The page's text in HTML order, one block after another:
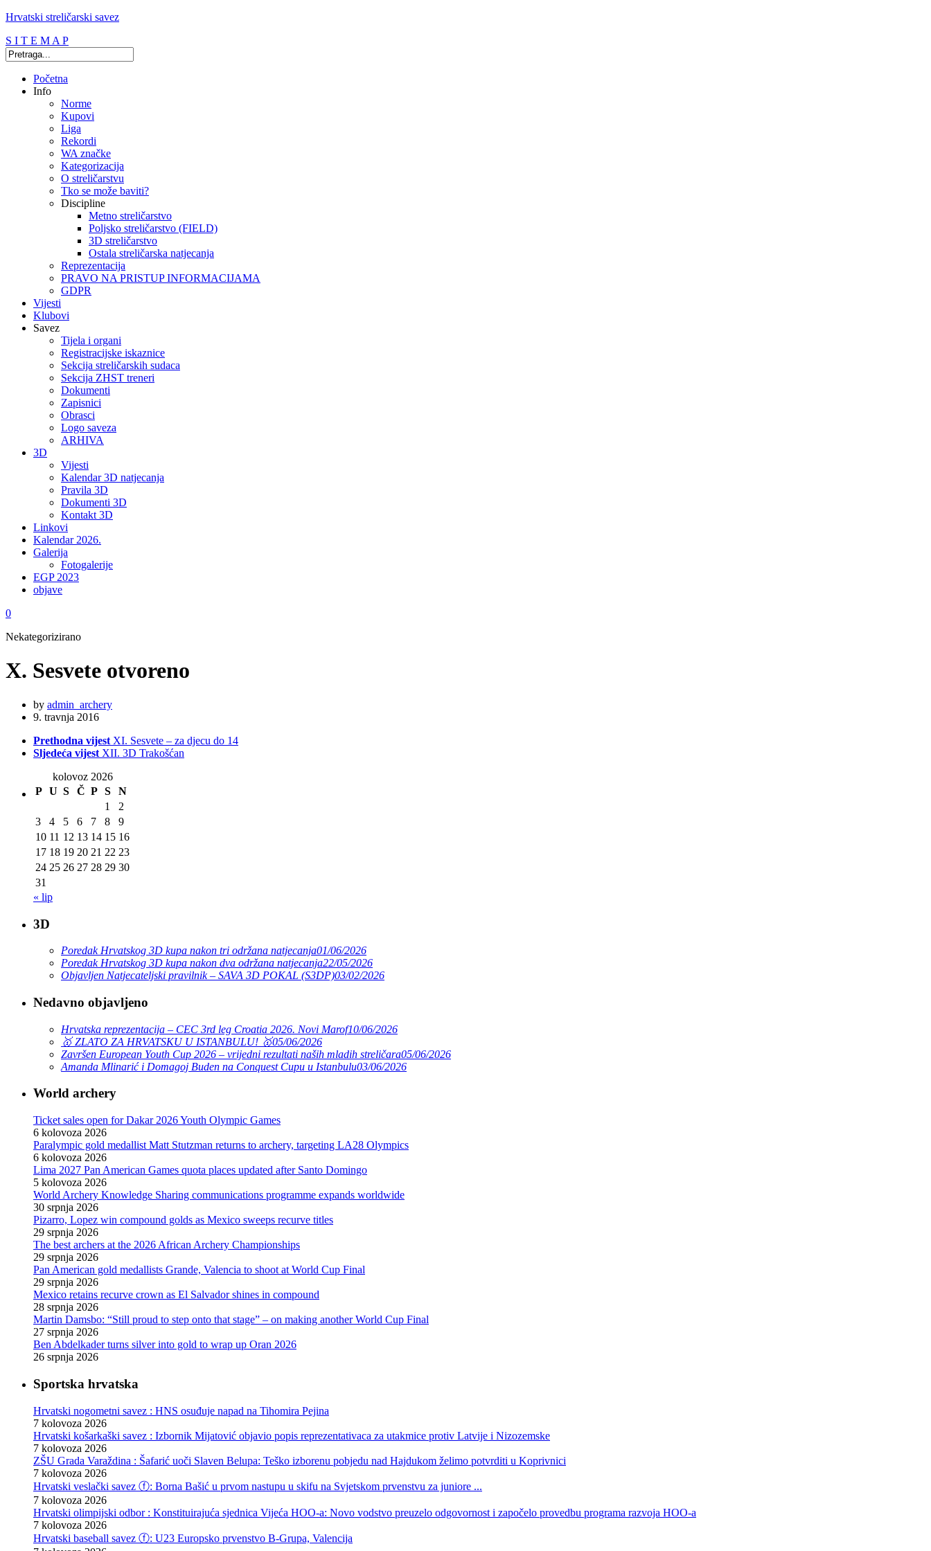
Hrvatski streličarski savez
S I T E M A P
Početna
Info
Norme
Kupovi
Liga
Rekordi
WA značke
Kategorizacija
O streličarstvu
Tko se može baviti?
Discipline
Metno streličarstvo
Poljsko streličarstvo (FIELD)
3D streličarstvo
Ostala streličarska natjecanja
Reprezentacija
PRAVO NA PRISTUP INFORMACIJAMA
GDPR
Vijesti
Klubovi
Savez
Tijela i organi
Registracijske iskaznice
Sekcija streličarskih sudaca
Sekcija ZHST treneri
Dokumenti
Zapisnici
Obrasci
Logo saveza
ARHIVA
3D
Vijesti
Kalendar 3D natjecanja
Pravila 3D
Dokumenti 3D
Kontakt 3D
Linkovi
Kalendar 2026.
Galerija
Fotogalerije
EGP 2023
objave
0
Nekategorizirano
X. Sesvete otvoreno
by admin_archery
9. travnja 2016
Prethodna vijest XI. Sesvete – za djecu do 14
Sljedeća vijest XII. 3D Trakošćan
kolovoz 2026
P U S Č P S
N
1
2
3
4 5 6 7 8
9
10 11 12 13 14 15 16
17 18 19 20 21 22 23
24 25 26 27 28 29 30
31
« lip
3D
Poredak Hrvatskog 3D kupa nakon tri održana natjecanja01/06/2026
Poredak Hrvatskog 3D kupa nakon dva održana natjecanja22/05/2026
Objavljen Natjecateljski pravilnik – SAVA 3D POKAL (S3DP)03/02/2026
Nedavno objavljeno
Hrvatska reprezentacija – CEC 3rd leg Croatia 2026. Novi Marof10/06/2026
🥇 ZLATO ZA HRVATSKU U ISTANBULU! 🥇05/06/2026
Završen European Youth Cup 2026 – vrijedni rezultati naših mladih streličara05/06/2026
Amanda Mlinarić i Domagoj Buden na Conquest Cupu u Istanbulu03/06/2026
World archery
Ticket sales open for Dakar 2026 Youth Olympic Games
6 kolovoza 2026
Paralympic gold medallist Matt Stutzman returns to archery, targeting LA28 Olympics
6 kolovoza 2026
Lima 2027 Pan American Games quota places updated after Santo Domingo
5 kolovoza 2026
World Archery Knowledge Sharing communications programme expands worldwide
30 srpnja 2026
Pizarro, Lopez win compound golds as Mexico sweeps recurve titles
29 srpnja 2026
The best archers at the 2026 African Archery Championships
29 srpnja 2026
Pan American gold medallists Grande, Valencia to shoot at World Cup Final
29 srpnja 2026
Mexico retains recurve crown as El Salvador shines in compound
28 srpnja 2026
Martin Damsbo: “Still proud to step onto that stage” – on making another World Cup Final
27 srpnja 2026
Ben Abdelkader turns silver into gold to wrap up Oran 2026
26 srpnja 2026
Sportska hrvatska
Hrvatski nogometni savez : HNS osuđuje napad na Tihomira Pejina
7 kolovoza 2026
Hrvatski košarkaški savez : Izbornik Mijatović objavio popis reprezentativaca za utakmice protiv Latvije i Nizozemske
7 kolovoza 2026
ZŠU Grada Varaždina : Šafarić uoči Slaven Belupa: Teško izborenu pobjedu nad Hajdukom želimo potvrditi u Koprivnici
7 kolovoza 2026
Hrvatski veslački savez ⓕ: Borna Bašić u prvom nastupu u skifu na Svjetskom prvenstvu za juniore ...
7 kolovoza 2026
Hrvatski olimpijski odbor : Konstituirajuća sjednica Vijeća HOO-a: Novo vodstvo preuzelo odgovornost i započelo provedbu programa razvoja HOO-a
7 kolovoza 2026
Hrvatski baseball savez ⓕ: U23 Europsko prvenstvo B-Grupa, Valencija